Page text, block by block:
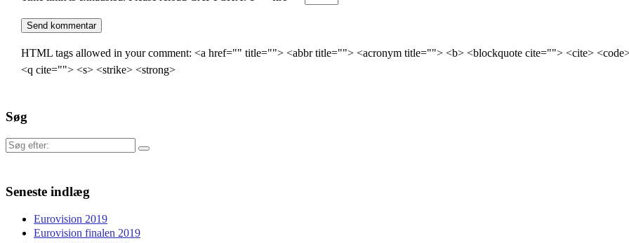
HTML tags allowed in your comment: <a href="" title=""> <abbr title=""> <acronym title=""> <b> <blockquote cite=""> <cite>
<q cite=""> <s> <strike> <strong>
Søg
Søg
Seneste indlæg
Eurovision 2019
Eurovision finalen 2019